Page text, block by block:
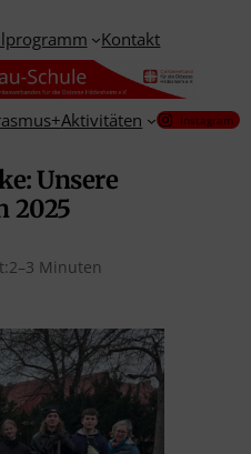
Kontakt
Aktivitäten Instagram
Unsere
2025
2–3 Minuten